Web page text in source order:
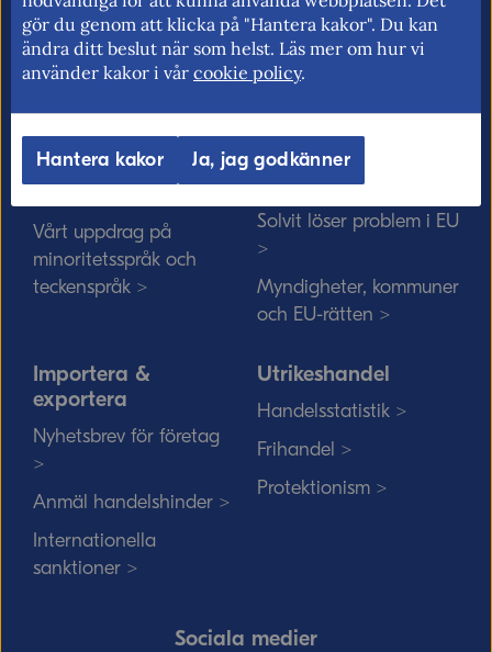
för fri rörlighet på EU:s inre marknad.
Kommerskollegium
Jobba hos oss >
Vårt uppdrag på
minoritetsspråk och
teckenspråk >
EU-rätten
Utan personnummer i
Sverige >
Solvit löser problem i EU
>
Myndigheter, kommuner
och EU-rätten >
Importera &
exportera
Nyhetsbrev för företag
>
Anmäl handelshinder >
Internationella
sanktioner >
Utrikeshandel
Handelsstatistik >
Frihandel >
Protektionism >
Sociala medier
gör du genom att klicka på "Hantera kakor". Du kan
ändra ditt beslut när som helst. Läs mer om hur vi
använder kakor i vår cookie policy.
Hantera kakor Ja, jag godkänner